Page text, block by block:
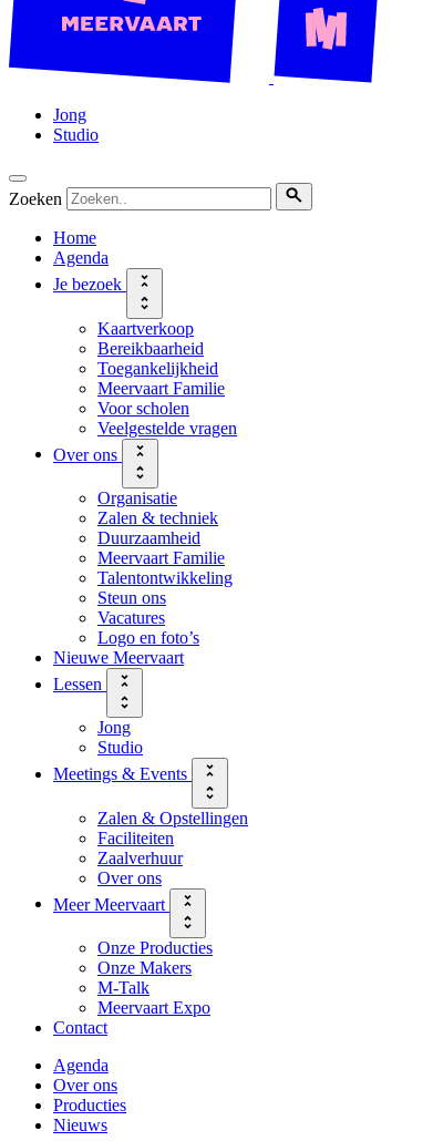
Jong
Studio
Zoeken
Home
Agenda
Je bezoek
Kaartverkoop
Bereikbaarheid
Toegankelijkheid
Meervaart Familie
Voor scholen
Veelgestelde vragen
Over ons
Organisatie
Zalen & techniek
Duurzaamheid
Meervaart Familie
Talentontwikkeling
Steun ons
Vacatures
Logo en foto’s
Nieuwe Meervaart
Lessen
Jong
Studio
Meetings & Events
Zalen & Opstellingen
Faciliteiten
Zaalverhuur
Over ons
Meer Meervaart
Onze Producties
Onze Makers
M-Talk
Meervaart Expo
Contact
Agenda
Over ons
Producties
Nieuws